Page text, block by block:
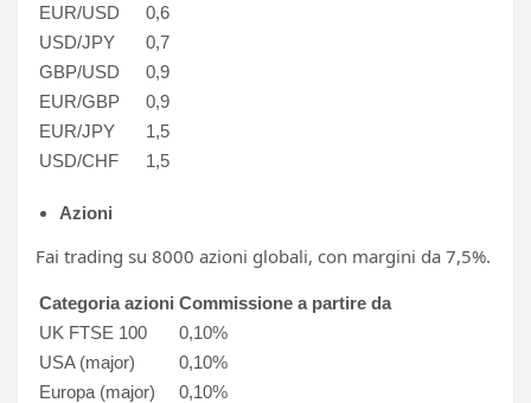
EUR/USD
0,6
USD/JPY
0,7
GBP/USD
0,9
EUR/GBP
0,9
EUR/JPY
1,5
USD/CHF
1,5
Azioni
Fai trading su 8000 azioni globali, con margini da 7,5%.
Categoria azioni Commissione a partire da
UK FTSE 100
0,10%
USA (major)
0,10%
Europa (major)
0,10%